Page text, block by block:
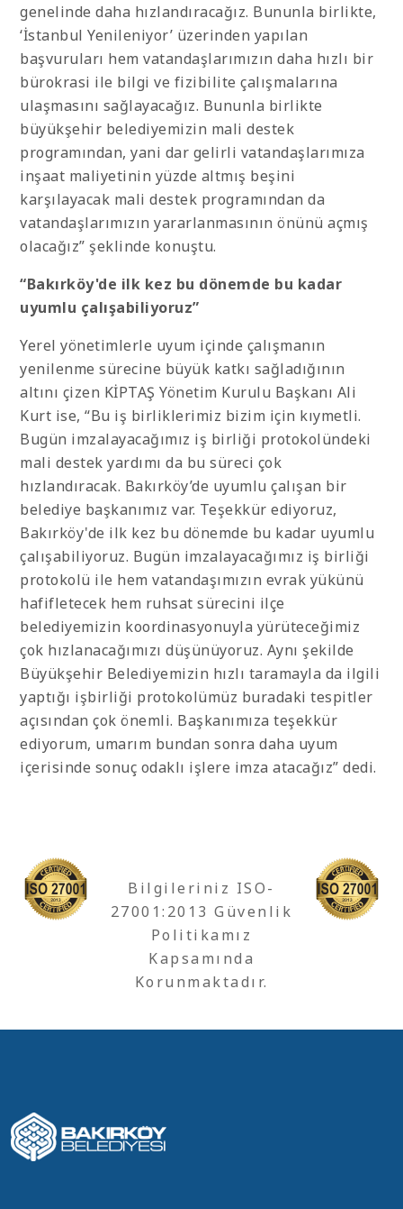
genelinde daha hızlandıracağız. Bununla birlikte,
‘İstanbul Yenileniyor’ üzerinden yapılan
başvuruları hem vatandaşlarımızın daha hızlı bir
bürokrasi ile bilgi ve fizibilite çalışmalarına
ulaşmasını sağlayacağız. Bununla birlikte
büyükşehir belediyemizin mali destek
programından, yani dar gelirli vatandaşlarımıza
inşaat maliyetinin yüzde altmış beşini
karşılayacak mali destek programından da
vatandaşlarımızın yararlanmasının önünü açmış
olacağız” şeklinde konuştu.
“Bakırköy'de ilk kez bu dönemde bu kadar
uyumlu çalışabiliyoruz”
Yerel yönetimlerle uyum içinde çalışmanın
yenilenme sürecine büyük katkı sağladığının
altını çizen KİPTAŞ Yönetim Kurulu Başkanı Ali
Kurt ise, “Bu iş birliklerimiz bizim için kıymetli.
Bugün imzalayacağımız iş birliği protokolündeki
mali destek yardımı da bu süreci çok
hızlandıracak. Bakırköy’de uyumlu çalışan bir
belediye başkanımız var. Teşekkür ediyoruz,
Bakırköy'de ilk kez bu dönemde bu kadar uyumlu
çalışabiliyoruz. Bugün imzalayacağımız iş birliği
protokolü ile hem vatandaşımızın evrak yükünü
hafifletecek hem ruhsat sürecini ilçe
belediyemizin koordinasyonuyla yürüteceğimiz
çok hızlanacağımızı düşünüyoruz. Aynı şekilde
Büyükşehir Belediyemizin hızlı taramayla da ilgili
yaptığı işbirliği protokolümüz buradaki tespitler
açısından çok önemli. Başkanımıza teşekkür
ediyorum, umarım bundan sonra daha uyum
içerisinde sonuç odaklı işlere imza atacağız” dedi.
Bilgileriniz ISO-
27001:2013 Güvenlik
Politikamız
Kapsamında
Korunmaktadır.